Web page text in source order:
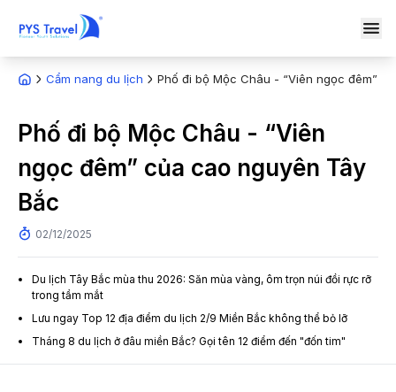
Cẩm nang du lịch Phố đi bộ Mộc Châu - “Viên ngọc đêm”
Phố đi bộ Mộc Châu - “Viên
ngọc đêm” của cao nguyên Tây
Bắc
02/12/2025
Du lịch Tây Bắc mùa thu 2026: Săn mùa vàng, ôm trọn núi đồi rực rỡ
trong tầm mắt
Lưu ngay Top 12 địa điểm du lịch 2/9 Miền Bắc không thể bỏ lỡ
Tháng 8 du lịch ở đâu miền Bắc? Gọi tên 12 điểm đến "đốn tim"